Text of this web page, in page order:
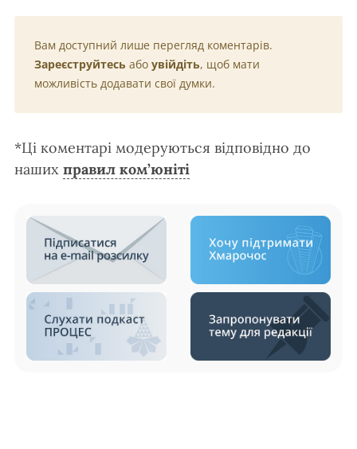
Вам доступний лише перегляд коментарів.
Зареєструйтесь або увійдіть, щоб мати
можливість додавати свої думки.
*Ці коментарі модеруються відповідно до
наших правил ком’юніті